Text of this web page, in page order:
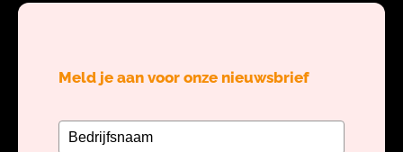
Meld je aan voor onze nieuwsbrief